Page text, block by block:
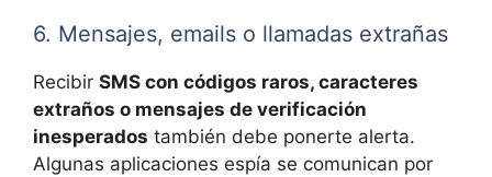
6. Mensajes, emails o llamadas extrañas
Recibir SMS con códigos raros, caracteres
extraños o mensajes de verificación
inesperados también debe ponerte alerta.
Algunas aplicaciones espía se comunican por